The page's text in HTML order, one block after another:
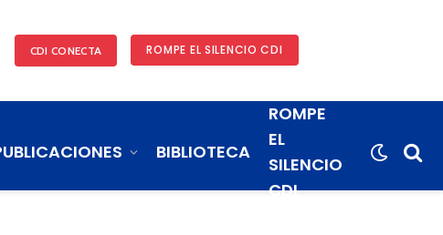
CDI CONECTA ROMPE EL SILENCIO CDI
BIBLIOTECA
ROMPE
EL
SILENCIO
CDI